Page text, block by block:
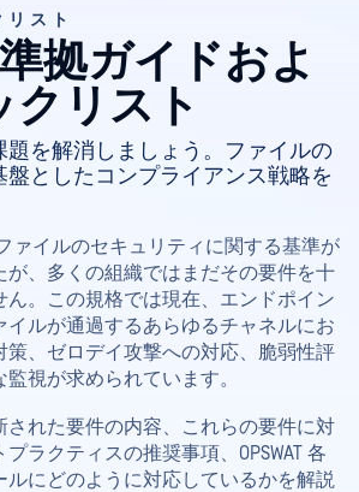
スト
準拠ガイドおよ
クリスト
題を解消しましょう。ファイルの
盤としたコンプライアンス戦略を
ファイルのセキュリティに関する基準が
が、多くの組織ではまだその要件を十
ん。この規格では現在、エンドポイン
イルが通過するあらゆるチャネルにお
策、ゼロデイ攻撃への対応、脆弱性評
視が求められています。
された要件の内容、これらの要件に対
ラクティスの推奨事項、OPSWAT 各
ルにどのように対応しているかを解説